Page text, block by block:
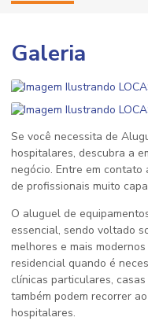
Galeria
Se você necessita de
hospitalares, descubra a
negócio. Entre em contato
de profissionais muito
O aluguel de
essencial, sendo voltado
melhores e mais
residencial quando é
clínicas particulares,
também podem recorrer ao
hospitalares.